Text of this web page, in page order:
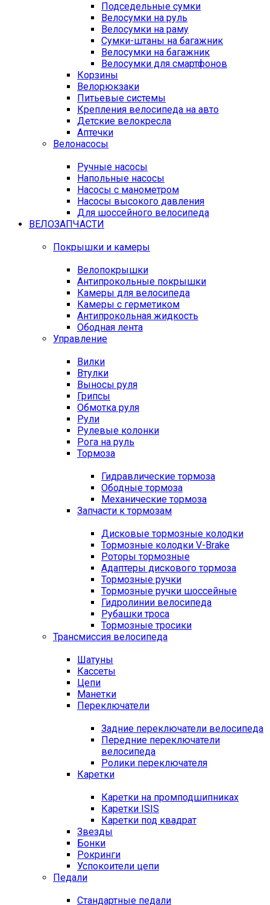
Подседельные сумки
Велосумки на руль
Велосумки на раму
Сумки-штаны на багажник
Велосумки на багажник
Велосумки для смартфонов
Корзины
Велорюкзаки
Питьевые системы
Крепления велосипеда на авто
Детские велокресла
Аптечки
Велонасосы
Ручные насосы
Напольные насосы
Насосы с манометром
Насосы высокого давления
Для шоссейного велосипеда
ВЕЛОЗАПЧАСТИ
Покрышки и камеры
Велопокрышки
Антипрокольные покрышки
Камеры для велосипеда
Камеры с герметиком
Антипрокольная жидкость
Ободная лента
Управление
Вилки
Втулки
Выносы руля
Грипсы
Обмотка руля
Рули
Рулевые колонки
Рога на руль
Тормоза
Гидравлические тормоза
Ободные тормоза
Механические тормоза
Запчасти к тормозам
Дисковые тормозные колодки
Тормозные колодки V-Brake
Роторы тормозные
Адаптеры дискового тормоза
Тормозные ручки
Тормозные ручки шоссейные
Гидролинии велосипеда
Рубашки троса
Тормозные тросики
Трансмиссия велосипеда
Шатуны
Кассеты
Цепи
Манетки
Переключатели
Задние переключатели велосипеда
Передние переключатели
велосипеда
Ролики переключателя
Каретки
Каретки на промподшипниках
Каретки ISIS
Каретки под квадрат
Звезды
Бонки
Рокринги
Успокоители цепи
Педали
Стандартные педали